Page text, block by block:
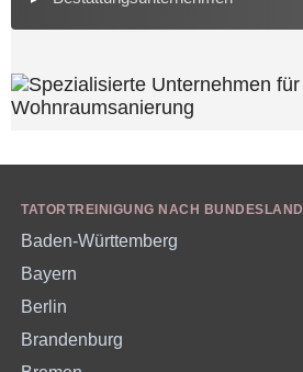
TATORTREINIGUNG NACH BUNDESLAND
Baden-Württemberg
Bayern
Berlin
Brandenburg